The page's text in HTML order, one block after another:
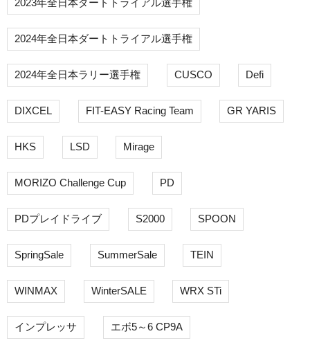
2024年全日本ダートトライアル選手権
2024年全日本ラリー選手権 CUSCO Defi
DIXCEL FIT-EASY Racing Team GR YARIS
HKS LSD Mirage
MORIZO Challenge Cup PD
PDプレイドライブ S2000 SPOON
SpringSale SummerSale TEIN
WINMAX WinterSALE WRX STi
インプレッサ エボ5～6 CP9A